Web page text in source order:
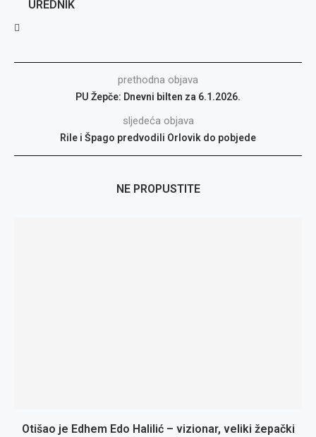
UREDNIK
prethodna objava
PU Žepče: Dnevni bilten za 6.1.2026.
sljedeća objava
Rile i Špago predvodili Orlovik do pobjede
NE PROPUSTITE
Otišao je Edhem Edo Halilić – vizionar, veliki žepački